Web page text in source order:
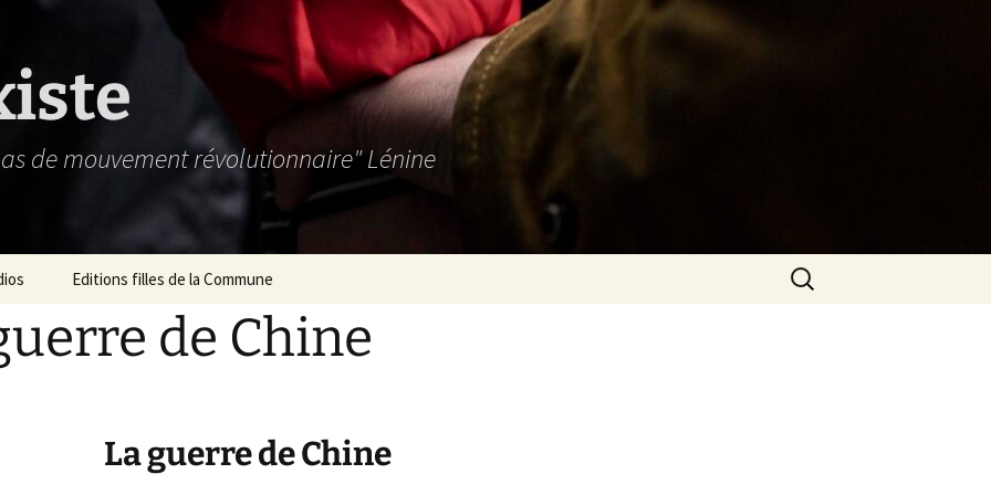
de mouvement révolutionnaire" Lénine
Editions filles de la Commune Rechercher :
de Chine
La guerre de Chine